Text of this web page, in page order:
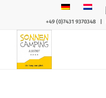
+49 (0)7431 9370348|